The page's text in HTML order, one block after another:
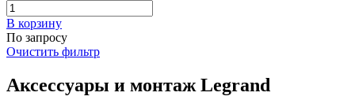
В корзинy
По запросу
Очистить фильтр
Аксессуары и монтаж Legrand